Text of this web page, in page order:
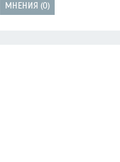
МНЕНИЯ (0)